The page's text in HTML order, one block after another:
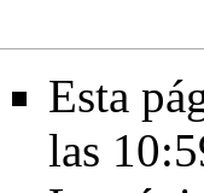
Esta
las